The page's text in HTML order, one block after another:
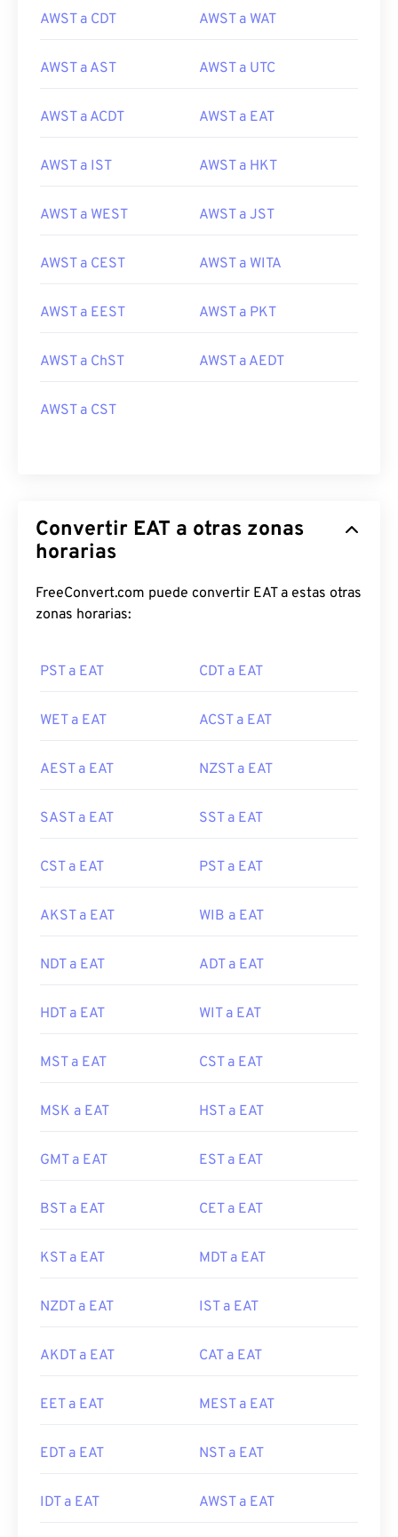
AWST a CDT AWST a WAT
AWST a AST AWST a UTC
AWST a ACDT AWST a EAT
AWST a IST AWST a HKT
AWST a WEST AWST a JST
AWST a CEST AWST a WITA
AWST a EEST AWST a PKT
AWST a ChST AWST a AEDT
AWST a CST
Convertir EAT a otras zonas
horarias
FreeConvert.com puede convertir EAT a estas otras
zonas horarias:
PST a EAT CDT a EAT
WET a EAT ACST a EAT
AEST a EAT NZST a EAT
SAST a EAT SST a EAT
CST a EAT PST a EAT
AKST a EAT WIB a EAT
NDT a EAT ADT a EAT
HDT a EAT WIT a EAT
MST a EAT CST a EAT
MSK a EAT HST a EAT
GMT a EAT EST a EAT
BST a EAT CET a EAT
KST a EAT MDT a EAT
NZDT a EAT IST a EAT
AKDT a EAT CAT a EAT
EET a EAT MEST a EAT
EDT a EAT NST a EAT
IDT a EAT AWST a EAT